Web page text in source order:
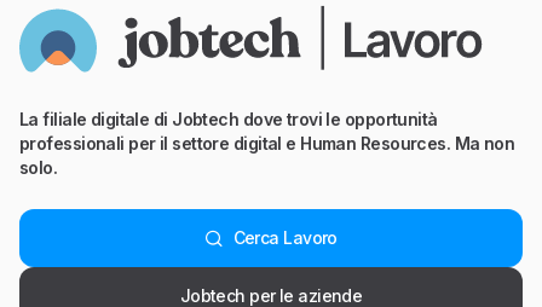
La filiale digitale di Jobtech dove trovi le opportunità
professionali per il settore digital e Human Resources. Ma non
solo.
Cerca Lavoro
Jobtech per le aziende